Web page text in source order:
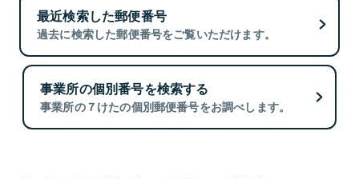
最近検索した郵便番号
過去に検索した郵便番号をご覧いただけます。
事業所の個別番号を検索する
事業所の７けたの個別郵便番号をお調べします。